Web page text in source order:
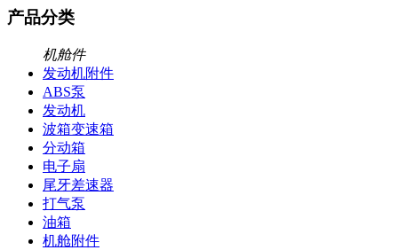
产品分类
机舱件
发动机附件
ABS泵
发动机
波箱变速箱
分动箱
电子扇
尾牙差速器
打气泵
油箱
机舱附件